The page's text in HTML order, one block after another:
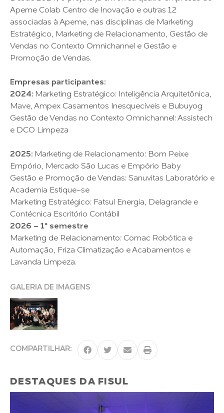
Apeme Colab Centro de Inovação e outras 12
associadas à Apeme, nas disciplinas de Marketing
Estratégico, Marketing de Relacionamento, Gestão de
Vendas no Contexto Omnichannel e Gestão e
Promoção de Vendas.
Empresas participantes:
2024: Marketing Estratégico: Inteligência Arquitetônica,
Mave, Ampex Casamentos Inesquecíveis e Bubuyog
Gestão de Vendas no Contexto Omnichannel: Assistech
e DCO Limpeza
2025: Marketing de Relacionamento: Bom Peixe
Empório, Mercado São Lucas e Empório Baby
Gestão e Promoção de Vendas: Sanuvitas Laboratório e
Academia Estique-se
Marketing Estratégico: Fatsul Energia, Delagrande e
Contécnica Escritório Contábil
2026 – 1º semestre
Marketing de Relacionamento: Comac Robótica e
Automação, Friza Climatização e Acabamentos e
Lavanda Limpeza.
GALERIA DE IMAGENS
COMPARTILHAR:
DESTAQUES DA FISUL